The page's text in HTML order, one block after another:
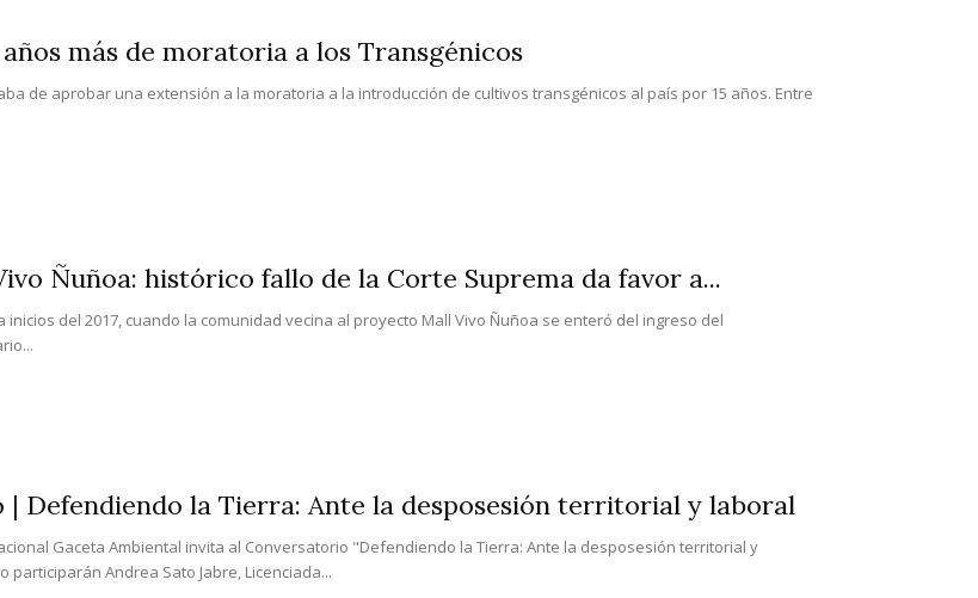
más de moratoria a los Transgénicos
de aprobar una extensión a la moratoria a la introducción de cultivos transgénicos al país por 15 años. Entre
Ñuñoa: histórico fallo de la Corte Suprema da favor a...
inicios del 2017, cuando la comunidad vecina al proyecto Mall Vivo Ñuñoa se enteró del ingreso del
| Defendiendo la Tierra: Ante la desposesión territorial y laboral
Gaceta Ambiental invita al Conversatorio "Defendiendo la Tierra: Ante la desposesión territorial y
participarán Andrea Sato Jabre, Licenciada...